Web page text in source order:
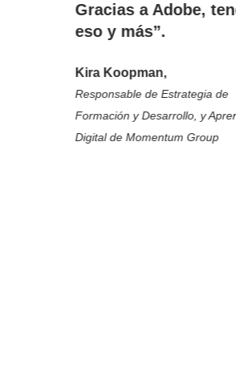
Gracias a Adobe,
eso y más”.
Kira Koopman,
Responsable de Estrategia de
Formación y Desarrollo, y
Digital de Momentum Group